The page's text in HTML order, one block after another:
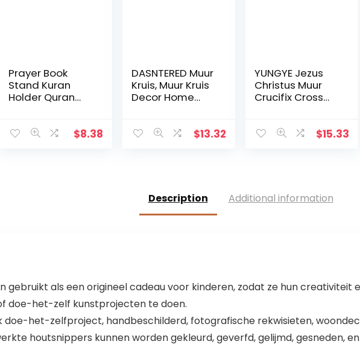
Prayer Book
Stand Kuran
Holder Quran
Mubarak
$8.38
DASNTERED Muur
Kruis, Muur Kruis
Decor Home
Ornament Muur
$13.32
YUNGYE Jezus
Christus Muur
Crucifix Cross
Decor Jezus $15.33
Description Additional information
gebruikt als een origineel cadeau voor kinderen, zodat ze hun
doe-het-zelf kunstprojecten te doen.
doe-het-zelfproject, handbeschilderd, fotografische rekwisieten,
houtsnippers kunnen worden gekleurd, geverfd, gelijmd, gesneden,